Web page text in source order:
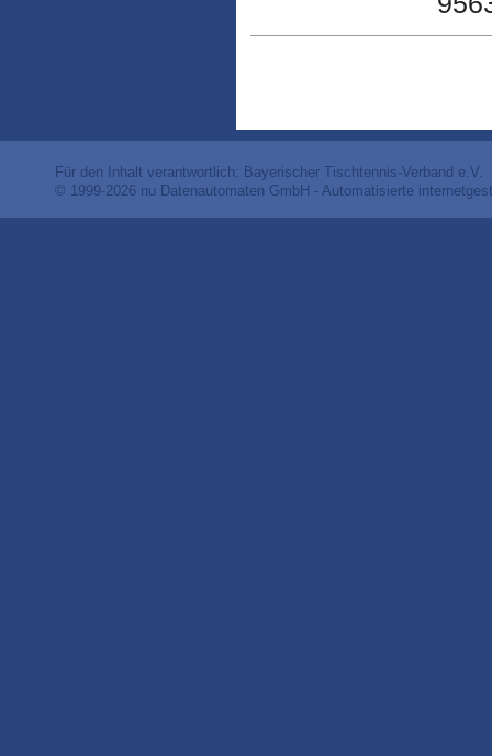
Für den Inhalt verantwortlich: Bayerischer Tischtennis-Verband e.V.
© 1999-2026 nu Datenautomaten GmbH - Automatisierte